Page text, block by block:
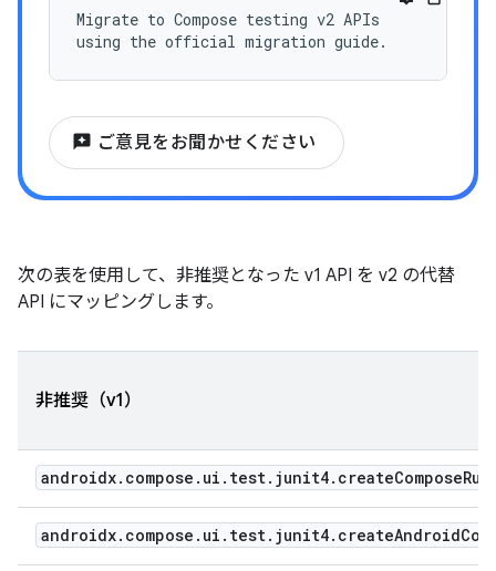
Migrate to Compose testing v2 APIs
using the official migration guide.
reviews ご意見をお聞かせください
次の表を使用して、非推奨となった v1 API を v2 の代替
API にマッピングします。
非推奨（v1）